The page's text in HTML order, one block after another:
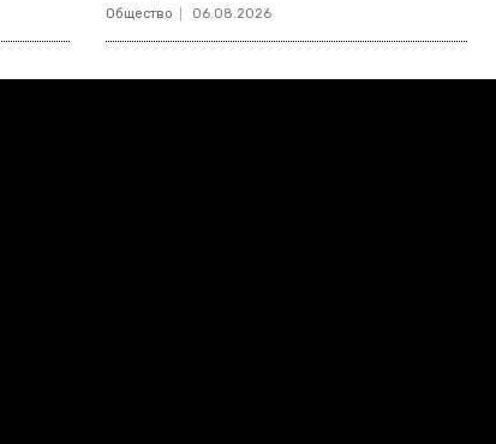
Общество 06.08.2026